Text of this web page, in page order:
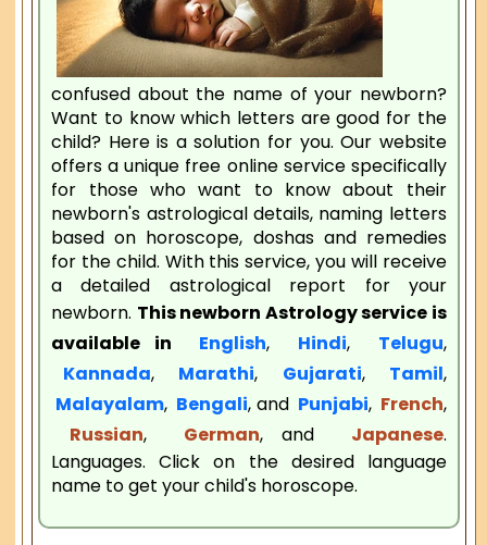
confused about the name of your newborn?
Want to know which letters are good for the
child? Here is a solution for you. Our website
offers a unique free online service specifically
for those who want to know about their
newborn's astrological details, naming letters
based on horoscope, doshas and remedies
for the child. With this service, you will receive
a detailed astrological report for your
newborn. This newborn Astrology service is
available in
English, Hindi, Telugu,
Kannada, Marathi, Gujarati, Tamil,
Malayalam, Bengali, and Punjabi, French,
Russian, German, and Japanese.
Languages. Click on the desired language
name to get your child's horoscope.